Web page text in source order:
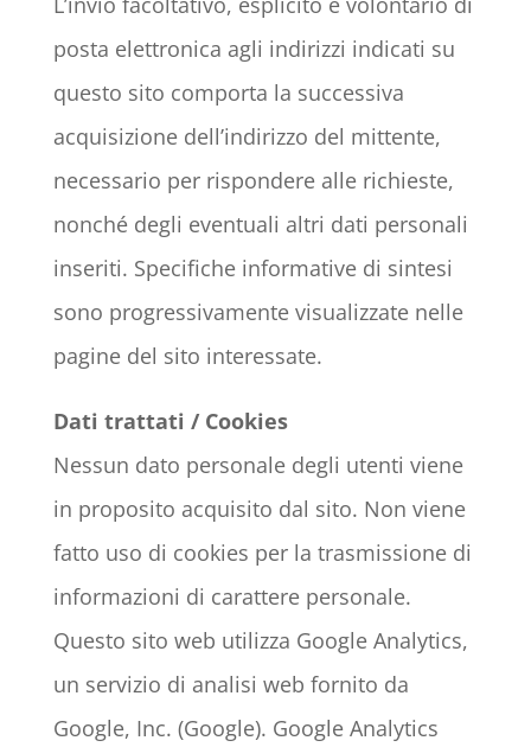
posta elettronica agli indirizzi indicati su
questo sito comporta la successiva
acquisizione dell’indirizzo del mittente,
necessario per rispondere alle richieste,
nonché degli eventuali altri dati personali
inseriti. Specifiche informative di sintesi
sono progressivamente visualizzate nelle
pagine del sito interessate.
Dati trattati / Cookies
Nessun dato personale degli utenti viene
in proposito acquisito dal sito. Non viene
fatto uso di cookies per la trasmissione di
informazioni di carattere personale.
Questo sito web utilizza Google Analytics,
un servizio di analisi web fornito da
Google, Inc. (Google). Google Analytics